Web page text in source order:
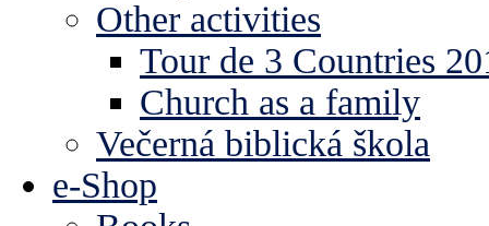
Other activities
Tour de 3 Countries
Church as a family
Večerná biblická škola
e-Shop